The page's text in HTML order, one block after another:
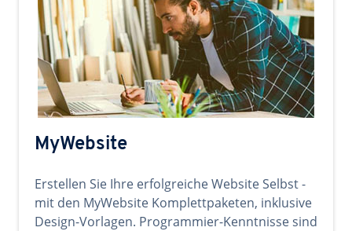
MyWebsite
Erstellen Sie Ihre erfolgreiche Website Selbst -
mit den MyWebsite Komplettpaketen, inklusive
Design-Vorlagen. Programmier-Kenntnisse sind